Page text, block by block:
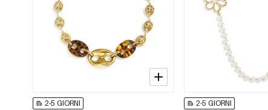
2-5 GIORNI 2-5 GIORNI